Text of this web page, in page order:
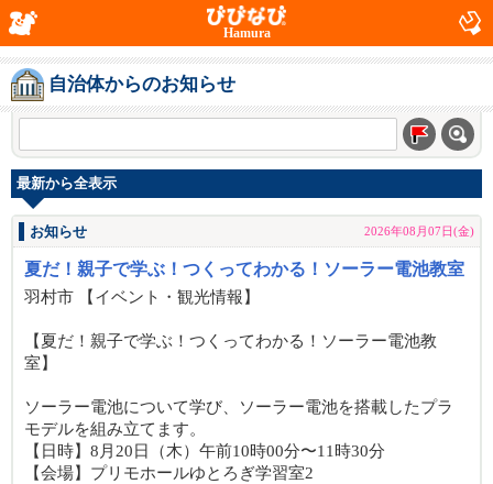
Hamura
自治体からのお知らせ
最新から全表示
お知らせ 2026年08月07日(金)
夏だ！親子で学ぶ！つくってわかる！ソーラー電池教室
羽村市 【イベント・観光情報】
【夏だ！親子で学ぶ！つくってわかる！ソーラー電池教
室】
ソーラー電池について学び、ソーラー電池を搭載したプラ
モデルを組み立てます。
【日時】8月20日（木）午前10時00分〜11時30分
【会場】プリモホールゆとろぎ学習室2